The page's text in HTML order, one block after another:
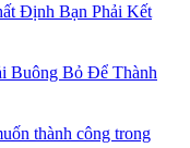
Định Bạn Phải Kết
Buông Bỏ Để Thành
thành công trong